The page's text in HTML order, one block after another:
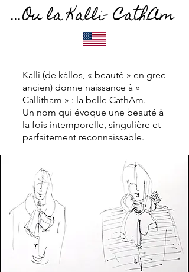
...Ou la Kalli- CathAm
Kalli (de kállos, « beauté » en grec
ancien) donne naissance à «
Callitham » : la belle CathAm.
Un nom qui évoque une beauté à
la fois intemporelle, singulière et
parfaitement reconnaissable.